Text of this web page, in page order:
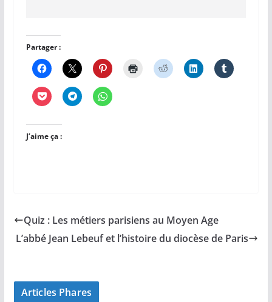
Partager :
J’aime ça :
Quiz : Les métiers parisiens au Moyen Age
L’abbé Jean Lebeuf et l’histoire du diocèse de Paris
Articles Phares